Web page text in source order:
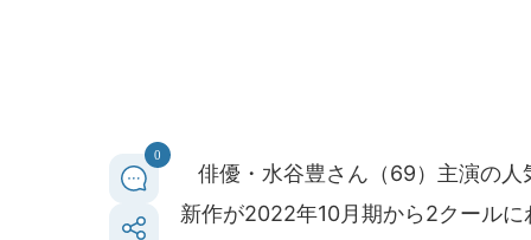
0
俳優・水谷豊さん（69）主演の人
新作が2022年10月期から2クール